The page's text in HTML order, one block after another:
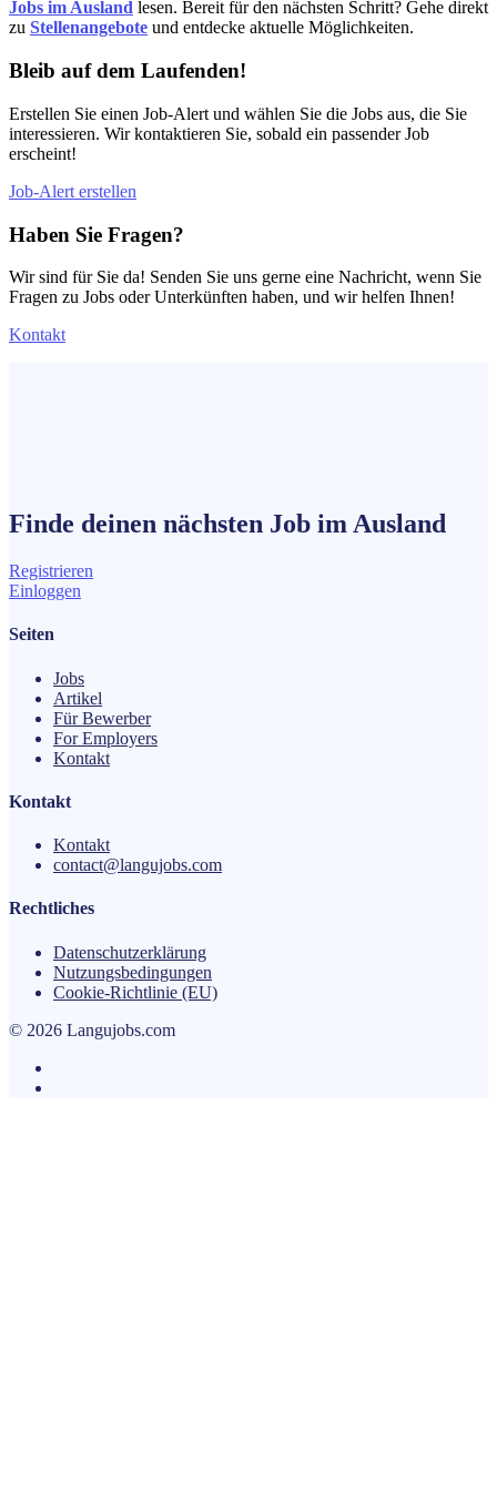
Jobs im Ausland lesen. Bereit für den nächsten Schritt? Gehe direkt
zu Stellenangebote und entdecke aktuelle Möglichkeiten.
Bleib auf dem Laufenden!
Erstellen Sie einen Job-Alert und wählen Sie die Jobs aus, die Sie
interessieren. Wir kontaktieren Sie, sobald ein passender Job
erscheint!
Job-Alert erstellen
Haben Sie Fragen?
Wir sind für Sie da! Senden Sie uns gerne eine Nachricht, wenn Sie
Fragen zu Jobs oder Unterkünften haben, und wir helfen Ihnen!
Kontakt
Finde deinen nächsten Job im Ausland
Registrieren
Einloggen
Seiten
Jobs
Artikel
Für Bewerber
For Employers
Kontakt
Kontakt
Kontakt
contact@langujobs.com
Rechtliches
Datenschutzerklärung
Nutzungsbedingungen
Cookie-Richtlinie (EU)
© 2026 Langujobs.com